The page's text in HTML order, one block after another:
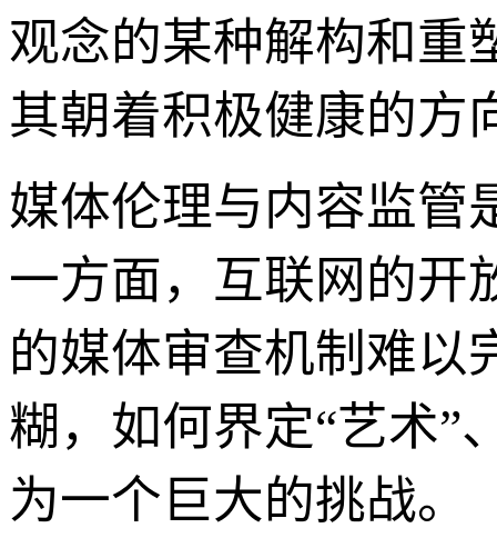
观念的某种解构和重
其朝着积极健康的方
媒体伦理与内容监管
一方面，互联网的开
的媒体审查机制难以
糊，如何界定“艺术”
为一个巨大的挑战。